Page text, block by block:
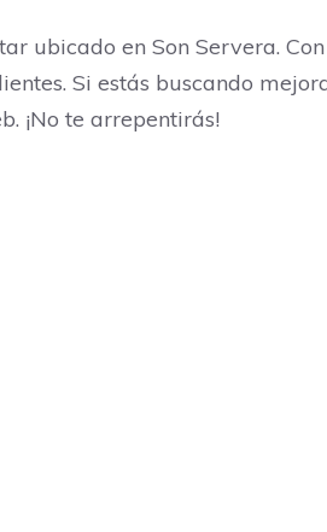
ubicado en Son Servera.
Si estás buscando
¡No te arrepentirás!